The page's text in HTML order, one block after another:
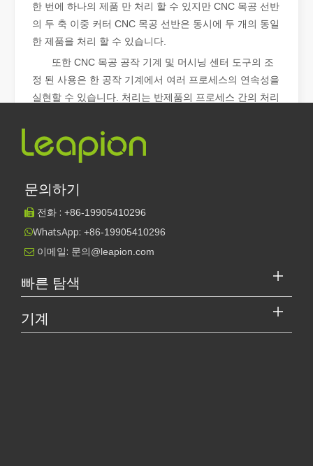
한 번에 하나의 제품 만 처리 할 수 ​​있지만 CNC 목공 선반
의 두 축 이중 커터 CNC 목공 선반은 동시에 두 개의 동일
한 제품을 처리 할 수 ​​있습니다.
또한 CNC 목공 공작 기계 및 머시닝 센터 도구의 조
정 된 사용은 한 공작 기계에서 여러 프로세스의 연속성을
실현할 수 있습니다. 처리는 반제품의 프로세스 간의 처리
또한 한 사람은 2-3 CNC 목공 선반을 동시에 운영 할
수 있으며, 이는 가공 효율을 크게 향상시키고, 노동 및 돈
5. CNC 목공 선반의 자동화 수준은 매우 높습니다.
전통적인 선반과 비교할 때 CNC 목공 공관 공구의 자
동화 수준이 크게 향상되었습니다. CNC 목공 선반은 노동
자가 항상 장비를 조작 할 필요가 없습니다. CNC 공구 도
입력하고 가공 작업이 끝날 때까지 기계 도구가 자동으로
지속적으로 처리 될 수 있습니다. 이것은 인력을 크게 줄
이고 배달 정확성을 크게 향상시킵니다.
문의하기
 전화 : +86-19905410296
WhatsApp: +86-19905410296
 이메일: 문의@leapion.com
빠른 탐색
기계